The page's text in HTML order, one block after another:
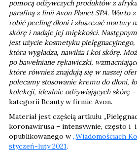
pomocą odżywczych produktów z
parafiną z linii Avon Planet SPA. Warto
robić peeling dłoni i złuszczać martwy
skórę i nadaje jej miękkości.
jest użycie kosmetyku
która wygładza, nawilża i koi skórę.
po bawełniane rękawiczki,
które również znajdują się w naszej
polecamy stosowanie kremu do dłoni,
kolekcji, idealnie odżywiających skórę
kategorii Beauty w firmie Avon.
Materiał jest częścią artkułu
koronawirusa – intensywnie, często i
opublikowanego w „Wiadomościach
styczeń-luty 2021.